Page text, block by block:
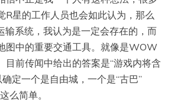
R星的工作人员也会如此认为，那么
输系统，我认为是一定会存在的，而
图中的重要交通工具。就像是WOW
目前传闻中给出的答案是“游戏内将含
定一个是自由城，一个是“古巴”
么简单。